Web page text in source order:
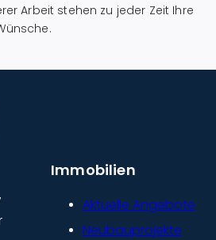
Arbeit stehen zu jeder Zeit Ihre
Immobilien
Aktuelle Angebote
Neubauprojekte